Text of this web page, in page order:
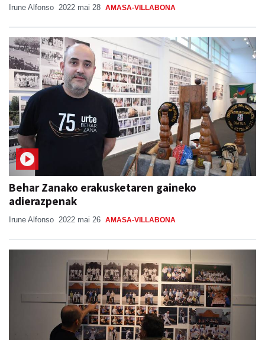
Irune Alfonso 2022 mai 28 AMASA-VILLABONA
Behar Zanako erakusketaren gaineko
adierazpenak
Irune Alfonso 2022 mai 26 AMASA-VILLABONA